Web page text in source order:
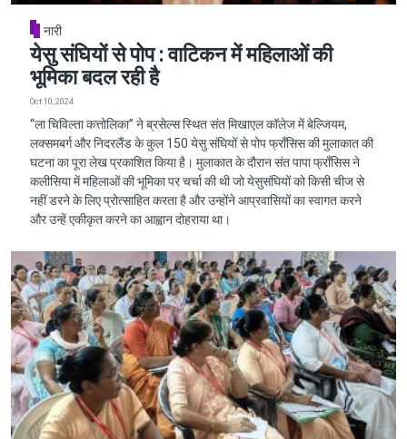
नारी
येसु संघियों से पोप : वाटिकन में महिलाओं की
भूमिका बदल रही है
Oct 10, 2024
“ला चिविल्ता कत्तोलिका” ने ब्रसेल्स स्थित संत मिखाएल कॉलेज में बेल्जियम,
लक्समबर्ग और निदरलैंड के कुल 150 येसु संघियों से पोप फ्राँसिस की मुलाकात की
घटना का पूरा लेख प्रकाशित किया है। मुलाकात के दौरान संत पापा फ्राँसिस ने
कलीसिया में महिलाओं की भूमिका पर चर्चा की थी जो येसुसंघियों को किसी चीज से
नहीं डरने के लिए प्रोत्साहित करता है और उन्होंने आप्रवासियों का स्वागत करने
और उन्हें एकीकृत करने का आह्वान दोहराया था।